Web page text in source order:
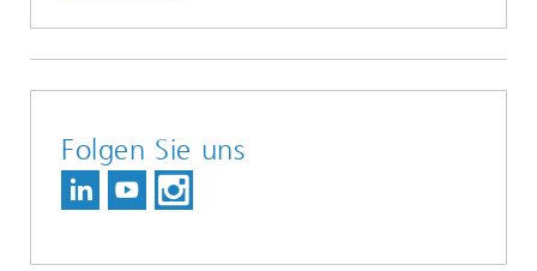
Folgen Sie uns